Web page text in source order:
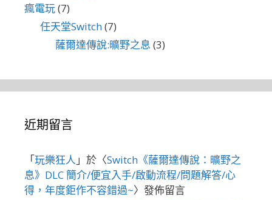
瘋電玩(7)
任天堂Switch(7)
薩爾達傳說:曠野之息 (3)
近期留言
「玩樂狂人 」於〈Switch《薩爾達傳說：曠野之
息》DLC 簡介/便宜入手/啟動流程/問題解答/心
得，年度鉅作不容錯過~〉發佈留言